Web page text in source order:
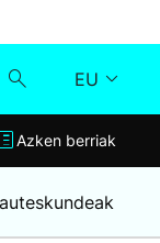
EU
Klisk
Zuzenekoak
Azken berriak